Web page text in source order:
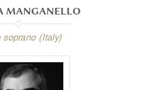
MANGANELLO
soprano (Italy)